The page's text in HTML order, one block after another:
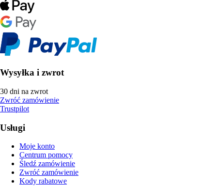
Wysyłka i zwrot
30 dni na zwrot
Zwróć zamówienie
Trustpilot
Usługi
Moje konto
Centrum pomocy
Śledź zamówienie
Zwróć zamówienie
Kody rabatowe